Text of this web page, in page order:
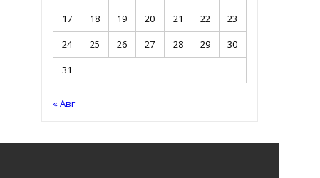
17
18 19 20 21 22
23
24
25 26 27 28 29
30
31
« Авг